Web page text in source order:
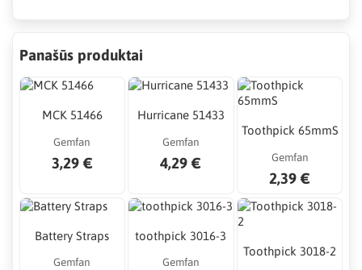
Panašūs produktai
MCK 51466
Gemfan
3,29 €
Hurricane 51433
Gemfan
4,29 €
Toothpick 65mmS
Gemfan
2,39 €
Battery Straps
Gemfan
toothpick 3016-3
Gemfan
Toothpick 3018-2